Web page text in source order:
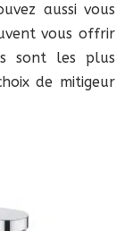
aussi vous
vous offrir
sont les plus
de mitigeur